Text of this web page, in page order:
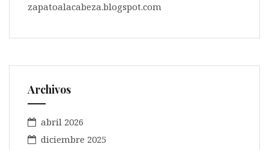
zapatoalacabeza.blogspot.com
Archivos
abril 2026
diciembre 2025